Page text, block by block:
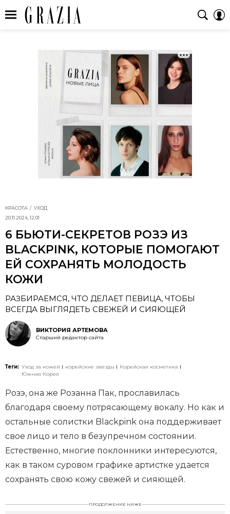
КРАСОТА
УХОД
20.11.2024, 12:01
6 БЬЮТИ-СЕКРЕТОВ РОЗЭ ИЗ
BLACKPINK, КОТОРЫЕ ПОМОГАЮТ
ЕЙ СОХРАНЯТЬ МОЛОДОСТЬ
КОЖИ
РАЗБИРАЕМСЯ, ЧТО ДЕЛАЕТ ПЕВИЦА, ЧТОБЫ
ВСЕГДА ВЫГЛЯДЕТЬ СВЕЖЕЙ И СИЯЮЩЕЙ
ВИКТОРИЯ АРТЕМОВА
Старший редактор сайта
Теги: Уход за кожей корейские звезды
Корейская косметика
Южная Корея
Розэ, она же Розанна Пак, прославилась
благодаря своему потрясающему вокалу. Но как и
остальные солистки Blackpink она поддерживает
свое лицо и тело в безупречном состоянии.
Естественно, многие поклонники интересуются,
как в таком суровом графике артистке удается
сохранять свою кожу свежей и сияющей.
ПРОДОЛЖЕНИЕ НИЖЕ